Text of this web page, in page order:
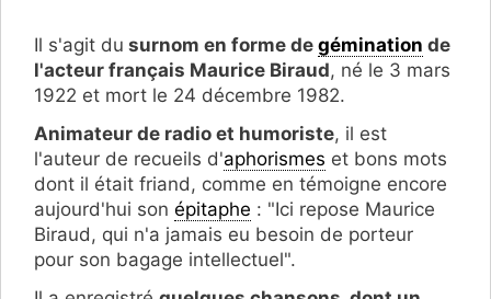
Il s'agit du surnom en forme de gémination de
l'acteur français Maurice Biraud, né le 3 mars
1922 et mort le 24 décembre 1982.
Animateur de radio et humoriste, il est
l'auteur de recueils d'aphorismes et bons mots
dont il était friand, comme en témoigne encore
aujourd'hui son épitaphe : "Ici repose Maurice
Biraud, qui n'a jamais eu besoin de porteur
pour son bagage intellectuel".